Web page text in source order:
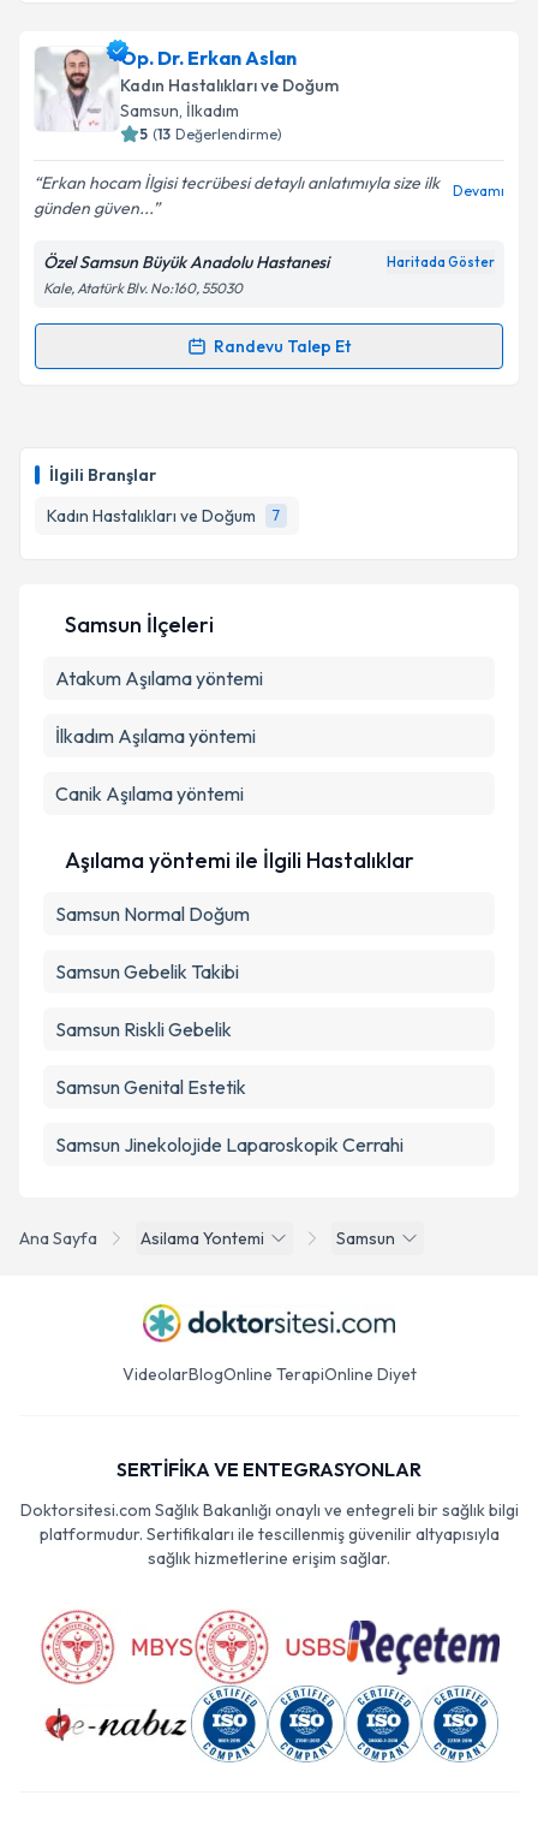
İlgili Branşlar
Kadın Hastalıkları ve Doğum
7
Dr. Öğr. Üyesi Naziye Gürkan Sabah
takvimi talebi oluşturun. Size bu uzmandan randevu
almanız için bir takvim hazırlandığında e-posta ile
bilgilendireceğiz.
E-posta Adresiniz
Kişisel verilerimin işlenmesine ilişkin
Metni'ni okudum ve kişisel verilerimin belirtilen
kapsamda işlenmesini kabul ediyorum.
Op. Dr. Erkan Aslan
Kadın Hastalıkları ve Doğum
Samsun, İlkadım
5 (13 Değerlendirme)
Erkan hocam İlgisi tecrübesi detaylı anlatımıyla size ilk
günden güven...
Devamı
Özel Samsun Büyük Anadolu Hastanesi Haritada Göster
Kale, Atatürk Blv. No:160, 55030
Randevu Talep Et
Randevu Takvimi Talebi
takvim hazırlandığında e-posta ile bilgilendireceğiz.
Metni'ni okudum ve kişisel verilerimin belirtilen
Ana Sayfa Asilama Yontemi Samsun
Samsun İlçeleri
Atakum Aşılama yöntemi
İlkadım Aşılama yöntemi
Canik Aşılama yöntemi
Aşılama yöntemi ile İlgili Hastalıklar
Samsun Normal Doğum
Samsun Gebelik Takibi
Samsun Riskli Gebelik
Samsun Genital Estetik
Samsun Jinekolojide Laparoskopik Cerrahi
VideolarBlogOnline TerapiOnline Diyet
SERTİFİKA VE ENTEGRASYONLAR
Doktorsitesi.com Sağlık Bakanlığı onaylı ve entegreli bir sağlık bilgi
platformudur. Sertifikaları ile tescillenmiş güvenilir altyapısıyla
sağlık hizmetlerine erişim sağlar.